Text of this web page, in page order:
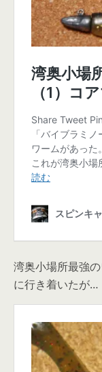
湾奥小場所最強
に行き着いたが…